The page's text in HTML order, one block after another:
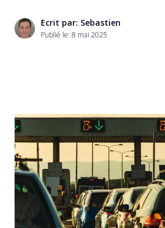
Ecrit par: Sebastien
Publié le: 8 mai 2025